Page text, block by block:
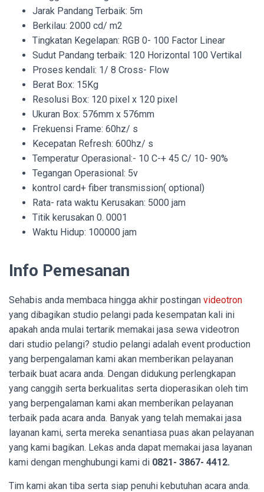
Jarak Pandang Terbaik: 5m
Berkilau: 2000 cd/ m2
Tingkatan Kegelapan: RGB 0- 100 Factor Linear
Sudut Pandang terbaik: 120 Horizontal 100 Vertikal
Proses kendali: 1/ 8 Cross- Flow
Berat Box: 15Kg
Resolusi Box: 120 pixel x 120 pixel
Ukuran Box: 576mm x 576mm
Frekuensi Frame: 60hz/ s
Kecepatan Refresh: 600hz/ s
Temperatur Operasional:- 10 C-+ 45 C/ 10- 90%
Tegangan Operasional: 5v
kontrol card+ fiber transmission( optional)
Rata- rata waktu Kerusakan: 5000 jam
Titik kerusakan 0. 0001
Waktu Hidup: 100000 jam
Info Pemesanan
Sehabis anda membaca hingga akhir postingan videotron
yang dibagikan studio pelangi pada kesempatan kali ini
apakah anda mulai tertarik memakai jasa sewa videotron
dari studio pelangi? studio pelangi adalah event production
yang berpengalaman kami akan memberikan pelayanan
terbaik buat acara anda. Dengan didukung perlengkapan
yang canggih serta berkualitas serta dioperasikan oleh tim
yang berpengalaman kami akan memberikan pelayanan
terbaik pada acara anda. Banyak yang telah memakai jasa
layanan kami, serta mereka senantiasa puas akan pelayanan
yang kami bagikan. Lekas anda dapat memakai jasa layanan
kami dengan menghubungi kami di 0821- 3867- 4412.
Tim kami akan tiba serta siap penuhi kebutuhan acara anda.